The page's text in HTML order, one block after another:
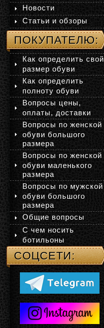
Новости
Статьи и обзоры
ПОКУПАТЕЛЮ:
Как определить свой
размер обуви
Как определить
полноту обуви
Вопросы цены,
оплаты, доставки
Вопросы по женской
обуви большого
размера
Вопросы по женской
обуви маленького
размера
Вопросы по мужской
обуви большого
размера
Общие вопросы
С чем носить
ботильоны
СОЦСЕТИ: